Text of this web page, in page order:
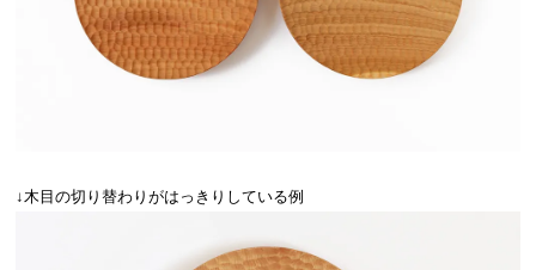
↓木目の切り替わりがはっきりしている例